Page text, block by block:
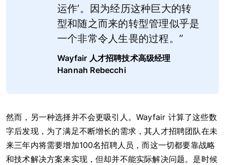
运作’。因为经历这种巨大的转
型和随之而来的转型管理似乎是
一个非常令人生畏的过程。”
Wayfair 人才招聘技术高级经理
Hannah Rebecchi
然而，另一种选择并不会更吸引人。Wayfair 计算了这些数
字后发现，为了满足不断增长的需求，其人才招聘团队在未
来三年内将需要增加100名招聘人员，而这一切都要靠战略
和技术解决方案来实现，但却并不能实际解决问题。是时候